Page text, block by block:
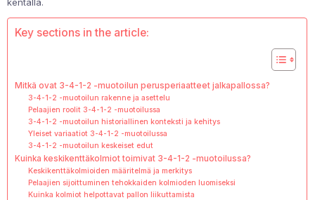
Key sections in the article:
Mitkä ovat 3-4-1-2 -muotoilun perusperiaatteet jalkapallossa?
3-4-1-2 -muotoilun rakenne ja asettelu
Pelaajien roolit 3-4-1-2 -muotoilussa
3-4-1-2 -muotoilun historiallinen konteksti ja kehitys
Yleiset variaatiot 3-4-1-2 -muotoilussa
3-4-1-2 -muotoilun keskeiset edut
Kuinka keskikenttäkolmiot toimivat 3-4-1-2 -muotoilussa?
Keskikenttäkolmioiden määritelmä ja merkitys
Pelaajien sijoittuminen tehokkaiden kolmioden luomiseksi
Kuinka kolmiot helpottavat pallon liikuttamista